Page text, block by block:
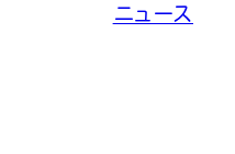
ニュース